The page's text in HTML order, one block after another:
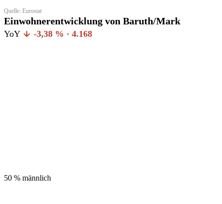
Quelle: Eurostat
Einwohnerentwicklung von Baruth/Mark
YoY -3,38 % · 4.168
50 % männlich